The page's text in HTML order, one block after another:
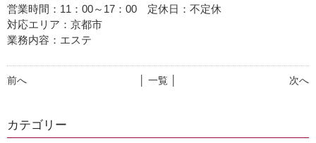
営業時間：11：00～17：00 定休日：不定休
対応エリア：京都市
業務内容：エステ
前へ 次へ
│ 一覧 │
カテゴリー